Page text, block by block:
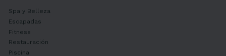
Spa y Belleza
Escapadas
Fitness
Restauración
Piscina